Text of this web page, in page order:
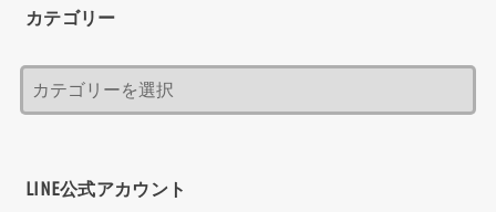
カテゴリー
LINE公式アカウント